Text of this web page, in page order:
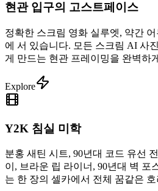
현관 입구의 고스트페이스
정확한 스크림 영화 실루엣, 약간
에 서 있습니다. 모든 스크림 AI 사
게 만드는 현관 프레이밍을 완벽하
Explore
Y2K 침실 미학
분홍 새틴 시트, 90년대 코드 유선
이, 브라운 립 라이너, 90년대 벽 포
는 한 장의 셀카에서 전체 꿈같은